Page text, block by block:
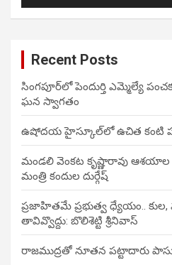
Recent Posts
సింగపూర్‌లో పెందుర్తి ఎమ్మెల్యే
ఘన స్వాగతం
ఉషోదయ హైస్కూల్‌లో ఉచిత కంటి
మండలి వెంకట కృష్ణారావు
మంత్రి కందుల దుర్గేష్
ప్రజాహితమే ప్రభుత్వ ధ్యేయం..
తావివ్వొద్దు: బొలిశెట్టి శ్రీనివాస్
రాజముద్రతో నూతన పట్టాదారు